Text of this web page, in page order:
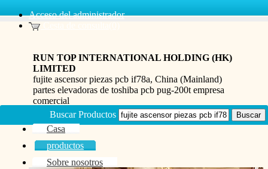
Acceso del administrador
RUN TOP INTERNATIONAL HOLDING (HK)
LIMITED
fujite ascensor piezas pcb if78a, China (Mainland)
partes elevadoras de toshiba pcb pug-200t empresa
comercial
Casa
productos
Sobre nosotros
Buscar Productos